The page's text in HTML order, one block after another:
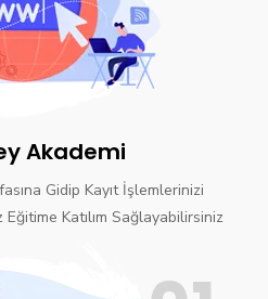
Akademi
Gidip Kayıt İşlemlerinizi
Katılım Sağlayabilirsiniz